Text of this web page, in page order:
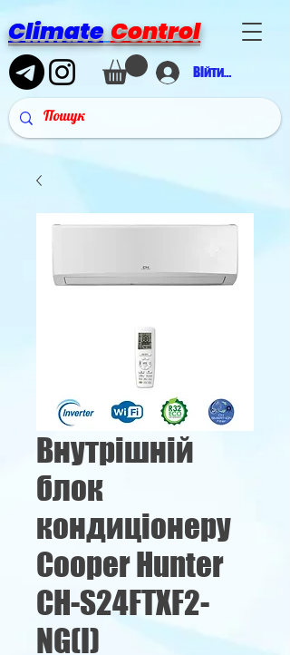
Climate Control
Війти в аккаунт
Внутрішній
блок
кондиціонеру
Cooper Hunter
CH-S24FTXF2-
NG(І)